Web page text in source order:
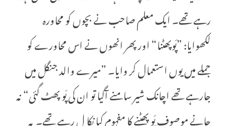
رہے تھے۔ ایک معلم صاحب نے بچوں کو محاورہ
لکھوایا: ”پَوپھٹنا“ اور پھر انھوں نے اس محاورے کو
جملے میں یوں استعمال کر وایا۔ ”میرے والد جنگل میں
جارہے تھے اچانک شیر سامنے آگیا تو ان کی پَو پھٹ گئی“ نہ
جانے موصوف پَو پھٹنے کا مفہوم کیا نکا ل رہے تھے۔ یہ